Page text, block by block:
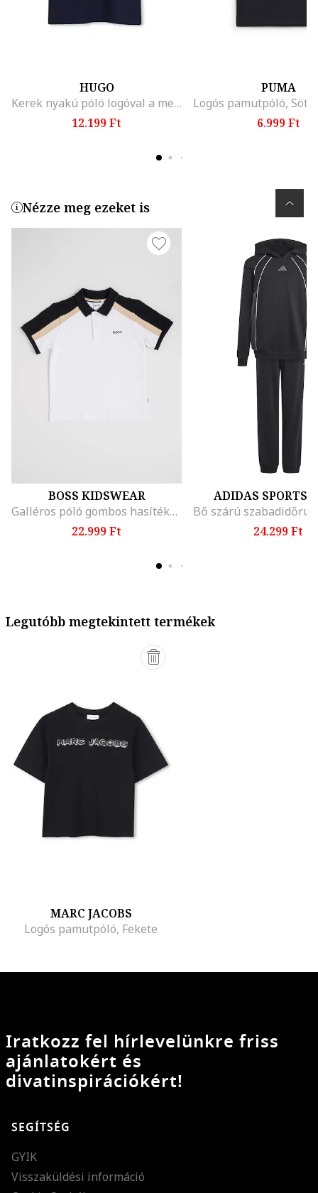
HUGO
Kerek nyakú póló logóval a mellrészén, Sötétkék
12.199 Ft
PUMA
6.999 Ft
Nézze meg ezeket is
BOSS KIDSWEAR
Galléros póló gombos hasítékkal, Fehér/Fekete
22.999 Ft
ADIDAS
24.299 Ft
Legutóbb megtekintett termékek
MARC JACOBS
Logós pamutpóló, Fekete
Iratkozz fel hírlevelünkre friss
ajánlatokért és
divatinspirációkért!
SEGÍTSÉG
GYIK
Visszaküldési információ